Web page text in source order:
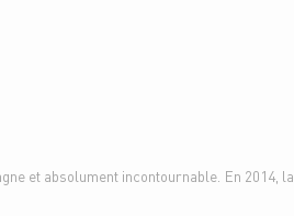
et absolument incontournable. En 2014, la